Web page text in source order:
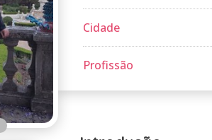
Cidade
Profissão